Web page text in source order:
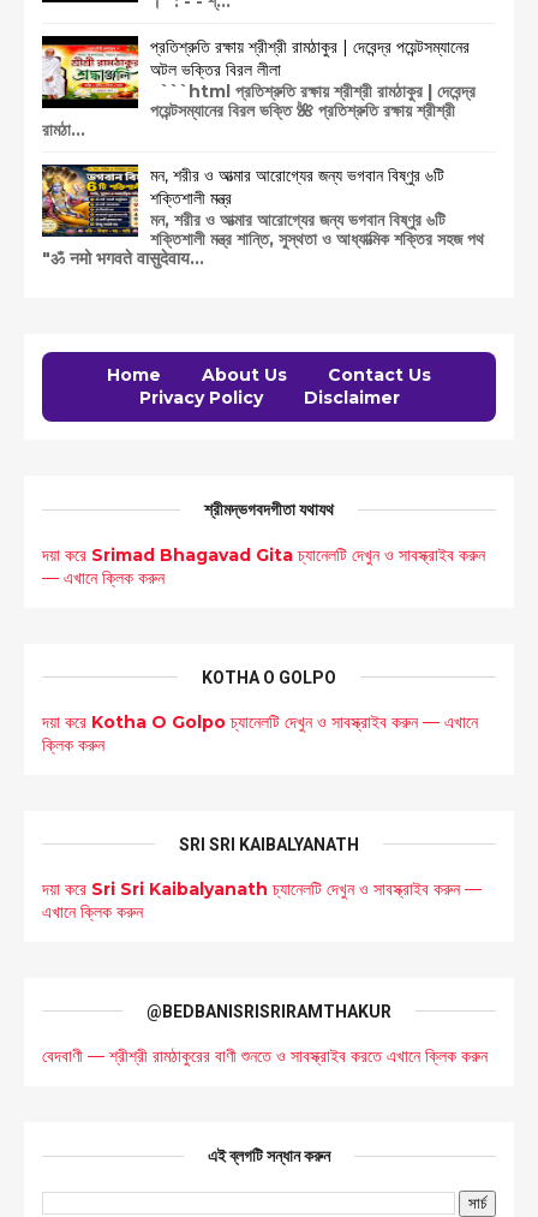
প্রতিশ্রুতি রক্ষায় শ্রীশ্রী রামঠাকুর | দেবেন্দ্র পয়েন্টসম্যানের
অটল ভক্তির বিরল লীলা
```html প্রতিশ্রুতি রক্ষায় শ্রীশ্রী রামঠাকুর | দেবেন্দ্র
পয়েন্টসম্যানের বিরল ভক্তি 🌺 প্রতিশ্রুতি রক্ষায় শ্রীশ্রী
রামঠা...
মন, শরীর ও আত্মার আরোগ্যের জন্য ভগবান বিষ্ণুর ৬টি
শক্তিশালী মন্ত্র
মন, শরীর ও আত্মার আরোগ্যের জন্য ভগবান বিষ্ণুর ৬টি
শক্তিশালী মন্ত্র শান্তি, সুস্থতা ও আধ্যাত্মিক শক্তির সহজ পথ
"ॐ नमो भगवते वासुदेवाय...
Home About Us
Contact Us
Privacy Policy
Disclaimer
শ্রীমদ্ভগবদগীতা যথাযথ
দয়া করে Srimad Bhagavad Gitaচ্যানেলটি দেখুন ও সাবস্ক্রাইব করুন
— এখানে ক্লিক করুন
KOTHA O GOLPO
দয়া করে Kotha O Golpoচ্যানেলটি দেখুন ও সাবস্ক্রাইব করুন — এখানে
ক্লিক করুন
SRI SRI KAIBALYANATH
দয়া করে Sri Sri Kaibalyanath চ্যানেলটি দেখুন ও সাবস্ক্রাইব করুন —
এখানে ক্লিক করুন
@BEDBANISRISRIRAMTHAKUR
বেদবাণী — শ্রীশ্রী রামঠাকুরের বাণী শুনতে ও সাবস্ক্রাইব করতে এখানে ক্লিক করুন
এই ব্লগটি সন্ধান করুন